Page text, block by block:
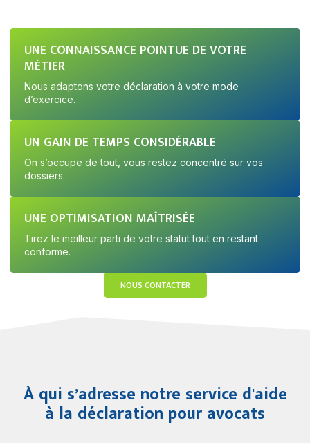
UNE CONNAISSANCE POINTUE DE VOTRE
MÉTIER
Nous adaptons votre déclaration à votre mode
d’exercice.
UN GAIN DE TEMPS CONSIDÉRABLE
On s’occupe de tout, vous restez concentré sur vos
dossiers.
UNE OPTIMISATION MAÎTRISÉE
Tirez le meilleur parti de votre statut tout en restant
conforme.
NOUS CONTACTER
À qui s’adresse notre service d'aide
à la déclaration pour avocats